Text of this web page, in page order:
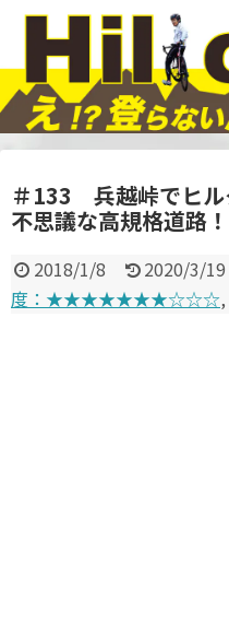
＃133 兵越峠でヒル
不思議な高規格道路！
2018/1/8 2020/3/19
度：★★★★★★★☆☆☆,